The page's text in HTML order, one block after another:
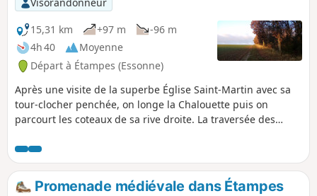
Visorandonneur
15,31 km
+97 m
-96 m
4h 40
Moyenne
Départ à Étampes (Essonne)
Après une visite de la superbe Église Saint-Martin avec sa
tour-clocher penchée, on longe la Chalouette puis on
parcourt les coteaux de sa rive droite. La traversée des
belles touches patrimoniales. Le retour se déroule
principalement sur une voie verte, à proximité de la
Louette.Promenade médiévale dans Étampes